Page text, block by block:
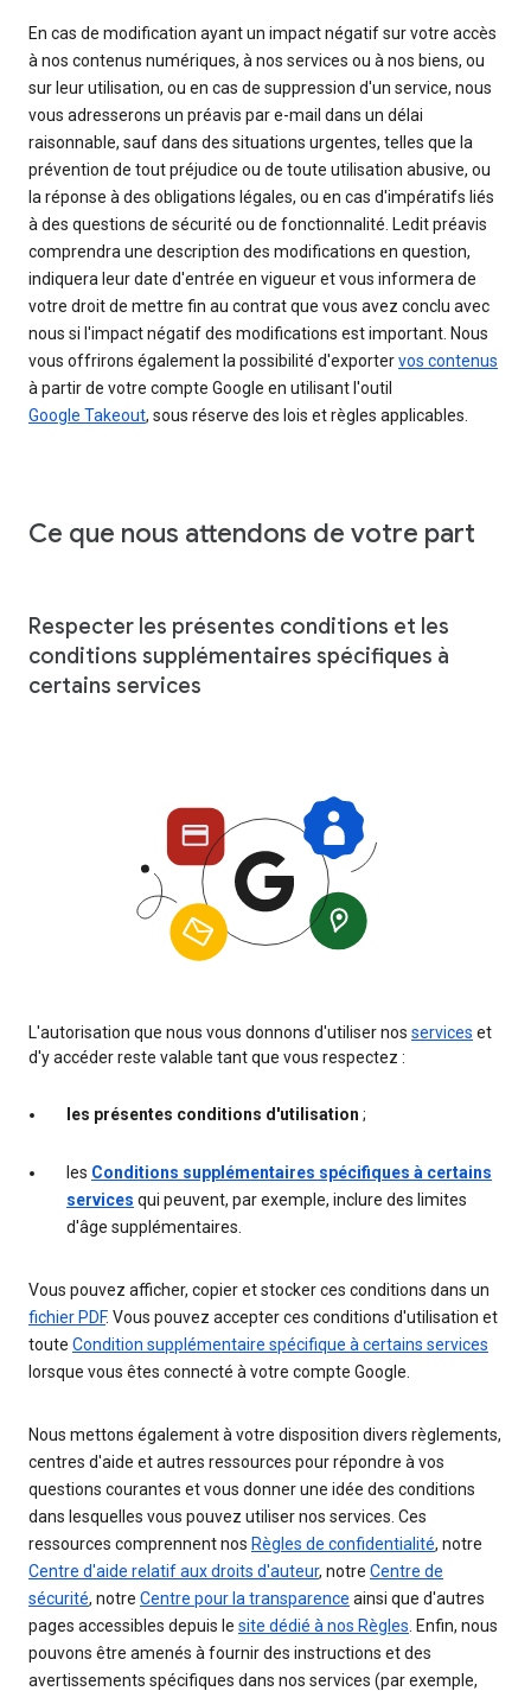
En cas de modification ayant un impact négatif sur votre accès
à nos contenus numériques, à nos services ou à nos biens, ou
sur leur utilisation, ou en cas de suppression d'un service, nous
vous adresserons un préavis par e-mail dans un délai
raisonnable, sauf dans des situations urgentes, telles que la
prévention de tout préjudice ou de toute utilisation abusive, ou
la réponse à des obligations légales, ou en cas d'impératifs liés
à des questions de sécurité ou de fonctionnalité. Ledit préavis
comprendra une description des modifications en question,
indiquera leur date d'entrée en vigueur et vous informera de
votre droit de mettre fin au contrat que vous avez conclu avec
nous si l'impact négatif des modifications est important. Nous
vous offrirons également la possibilité d'exportervos contenus
à partir de votre compte Google en utilisant l'outil
Google Takeout, sous réserve des lois et règles applicables.
Ce que nous attendons de votre part
Respecter les présentes conditions et les
conditions supplémentaires spécifiques à
certains services
L'autorisation que nous vous donnons d'utiliser nos services et
d'y accéder reste valable tant que vous respectez :
les présentes conditions d'utilisation ;
les Conditions supplémentaires spécifiques à certains
services qui peuvent, par exemple, inclure des limites
d'âge supplémentaires.
Vous pouvez afficher, copier et stocker ces conditions dans un
fichier PDF. Vous pouvez accepter ces conditions d'utilisation et
toute Condition supplémentaire spécifique à certains services
lorsque vous êtes connecté à votre compte Google.
Nous mettons également à votre disposition divers règlements,
centres d'aide et autres ressources pour répondre à vos
questions courantes et vous donner une idée des conditions
dans lesquelles vous pouvez utiliser nos services. Ces
ressources comprennent nos Règles de confidentialité, notre
Centre d'aide relatif aux droits d'auteur, notre Centre de
sécurité, notre Centre pour la transparence ainsi que d'autres
pages accessibles depuis le site dédié à nos Règles . Enfin, nous
pouvons être amenés à fournir des instructions et des
avertissements spécifiques dans nos services (par exemple,